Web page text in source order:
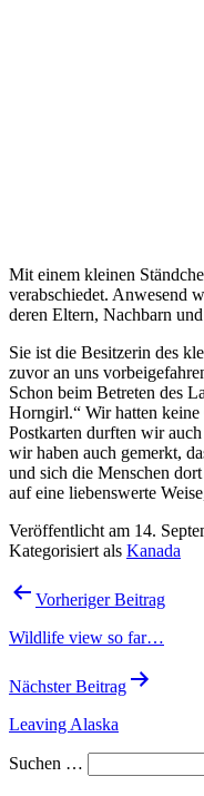
Mit einem kleinen
verabschiedet. Anwesend
deren Eltern, Nachbarn
Sie ist die Besitzerin des
zuvor an uns
Schon beim Betreten des
Horngirl.“ Wir hatten
Postkarten durften wir
wir haben auch gemerkt,
und sich die Menschen
auf eine liebenswerte
Veröffentlicht am 14.
Kategorisiert als Kanada
Vorheriger Beitrag
Wildlife view so far…
Nächster Beitrag
Leaving Alaska
Suchen …